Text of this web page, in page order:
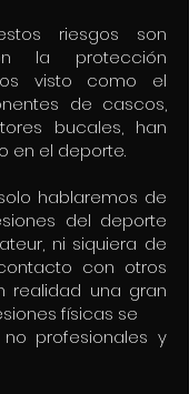
riesgos son
la protección
visto como el
de cascos,
bucales, han
en el deporte.
hablaremos de
del deporte
ni siquiera de
con otros
realidad una gran
físicas se
profesionales y